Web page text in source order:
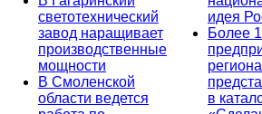
светотехнический
завод наращивает
производственные
мощности
В Смоленской
области ведется
идея
Более
региона
в